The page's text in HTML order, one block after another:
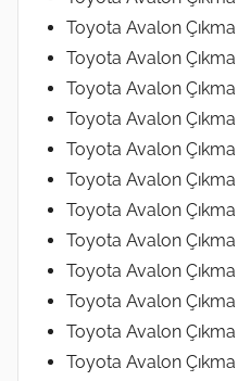
Toyota Avalon Çıkma
Toyota Avalon
Toyota Avalon
Toyota Avalon Çıkma
Toyota Avalon
Toyota Avalon
Toyota Avalon
Toyota Avalon
Toyota Avalon Çıkma
Toyota Avalon
Toyota Avalon
Toyota Avalon